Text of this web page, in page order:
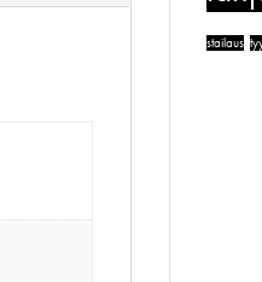
stailaus